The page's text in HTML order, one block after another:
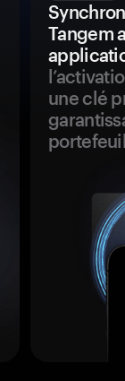
Tangem
une clé